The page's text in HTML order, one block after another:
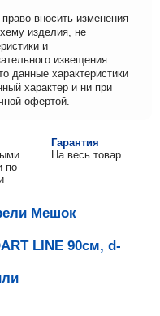
вносить изменения
изделия, не
и
извещения.
данные характеристики
характер и ни при
офертой.
по
Гарантия
На весь товар
Мешок
LINE 90см, d-